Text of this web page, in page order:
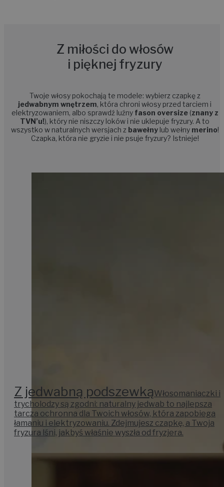
Z miłości do włosów
i pięknej fryzury
Twoje włosy pokochają te modele: wybierz czapkę z
jedwabnym wnętrzem, która chroni włosy przed tarciem i
elektryzowaniem, albo sprawdź luźny fason oversize(znany z
TVN’u!), który nie niszczy loków i nie uklepuje fryzury. A to
wszystko w naturalnych wersjach z bawełnylub wełny merino!
Czapka, która nie gryzie i nie psuje fryzury? Istnieje!
Z jedwabną podszewkąWłosomaniaczki i
trycholodzy są zgodni: naturalny jedwab to najlepsza
tarcza ochronna dla Twoich włosów, która zapobiega
łamaniu i elektryzowaniu. Zdejmujesz czapkę, a Twoja
fryzura lśni, jakbyś właśnie wyszła od fryzjera.